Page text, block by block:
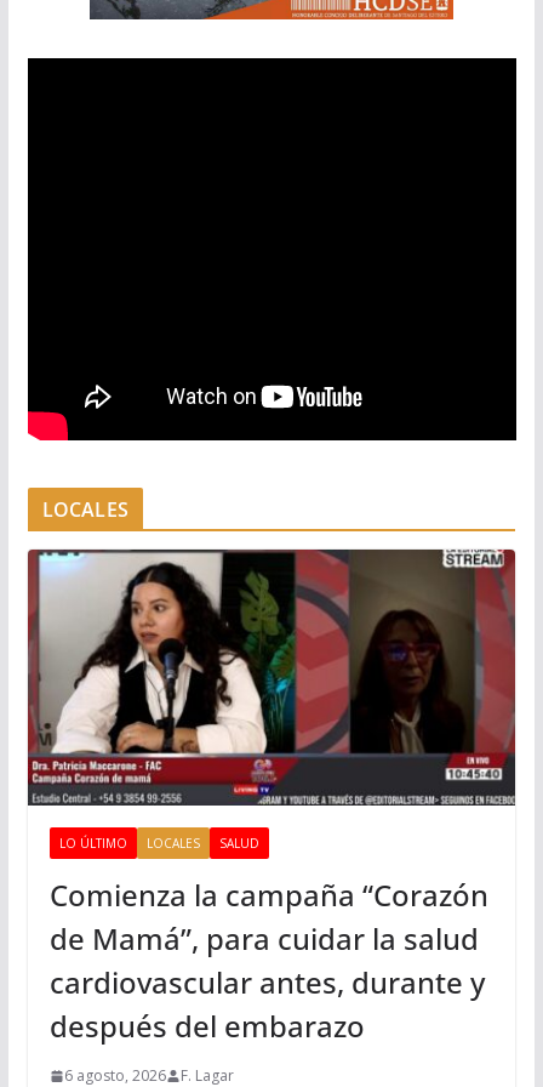
LOCALES
LO ÚLTIMO LOCALES SALUD
Comienza la campaña “Corazón
de Mamá”, para cuidar la salud
cardiovascular antes, durante y
después del embarazo
6 agosto, 2026 F. Lagar